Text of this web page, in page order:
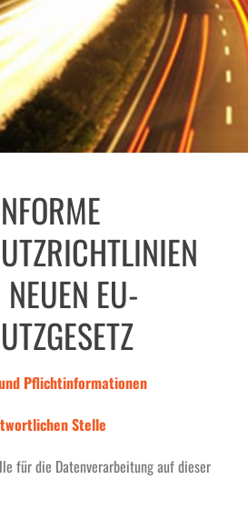
EU-
Pflichtinformationen
Stelle
für die Datenverarbeitung auf dieser